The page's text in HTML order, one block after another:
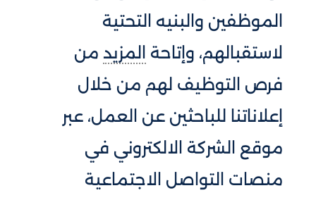
الموظفين والبنيه التحتية
لاستقبالهم، وإتاحة
المزيد من
فرص التوظيف لهم من خلال
إعلاناتنا للباحثين عن العمل، عبر
موقع الشركة الالكتروني في
منصات التواصل الاجتماعية